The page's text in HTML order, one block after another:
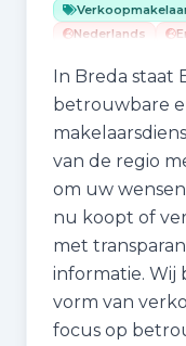
Nederlands
In Breda staat
betrouwbare
van de regio
om uw
nu koopt of
met
informatie. Wij
vorm van
focus op